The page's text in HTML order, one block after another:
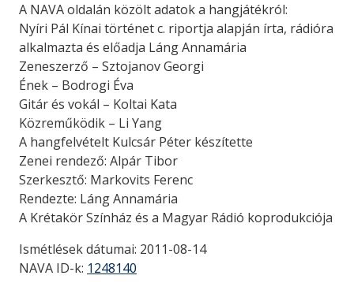
A NAVA oldalán közölt adatok a hangjátékról:
Nyíri Pál Kínai történet c. riportja alapján írta, rádióra
alkalmazta és előadja Láng Annamária
Zeneszerző – Sztojanov Georgi
Ének – Bodrogi Éva
Gitár és vokál – Koltai Kata
Közreműködik – Li Yang
A hangfelvételt Kulcsár Péter készítette
Zenei rendező: Alpár Tibor
Szerkesztő: Markovits Ferenc
Rendezte: Láng Annamária
A Krétakör Színház és a Magyar Rádió koprodukciója
Ismétlések dátumai: 2011-08-14
NAVA ID-k: 1248140